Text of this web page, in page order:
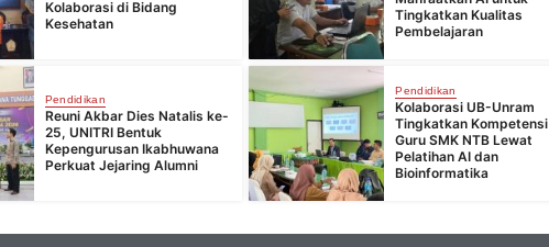
Kolaborasi di Bidang
Kesehatan
Tingkatkan Kualitas
Pembelajaran
Pendidikan
Reuni Akbar Dies Natalis ke-
25, UNITRI Bentuk
Kepengurusan Ikabhuwana
Perkuat Jejaring Alumni
Pendidikan
Kolaborasi UB-Unram
Tingkatkan Kompetensi
Guru SMK NTB Lewat
Pelatihan AI dan
Bioinformatika